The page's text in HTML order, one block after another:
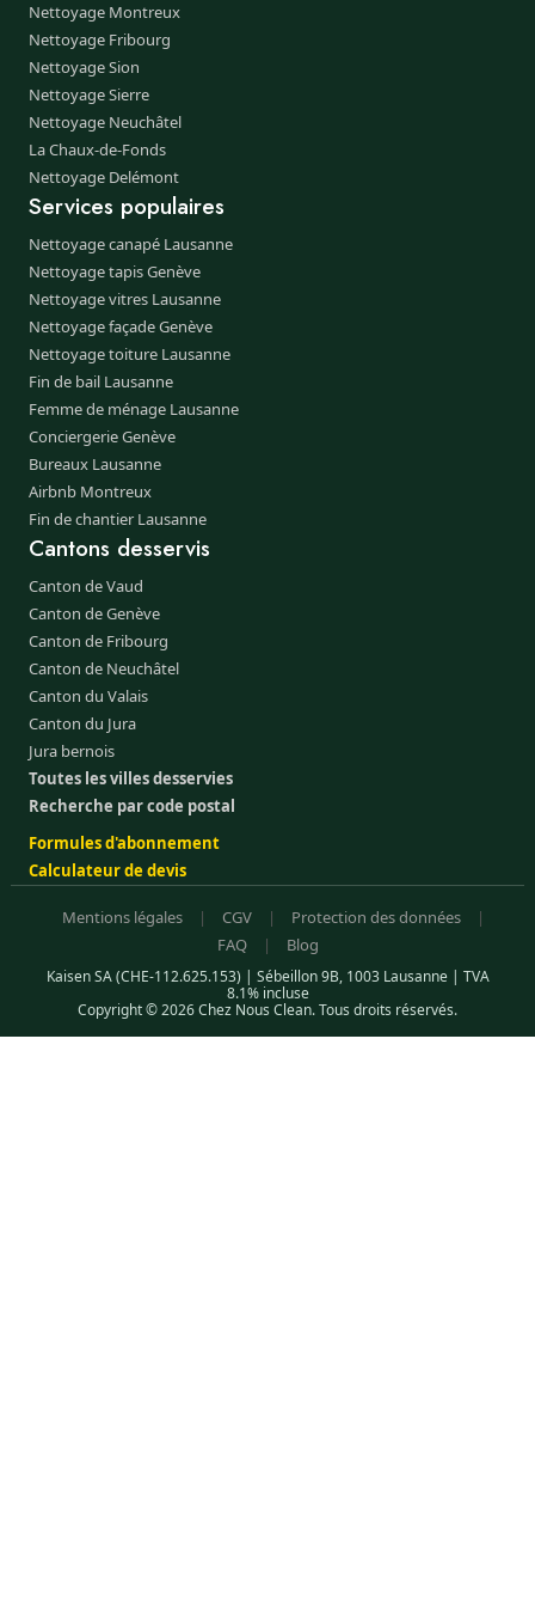
Nettoyage Montreux
Nettoyage Fribourg
Nettoyage Sion
Nettoyage Sierre
Nettoyage Neuchâtel
La Chaux-de-Fonds
Nettoyage Delémont
Services populaires
Nettoyage canapé Lausanne
Nettoyage tapis Genève
Nettoyage vitres Lausanne
Nettoyage façade Genève
Nettoyage toiture Lausanne
Fin de bail Lausanne
Femme de ménage Lausanne
Conciergerie Genève
Bureaux Lausanne
Airbnb Montreux
Fin de chantier Lausanne
Cantons desservis
Canton de Vaud
Canton de Genève
Canton de Fribourg
Canton de Neuchâtel
Canton du Valais
Canton du Jura
Jura bernois
Toutes les villes desservies
Recherche par code postal
Formules d'abonnement
Calculateur de devis
Mentions légales | CGV | Protection des données
|
FAQ
| Blog
Kaisen SA (CHE-112.625.153) | Sébeillon 9B, 1003 Lausanne | TVA
8.1% incluse
Copyright © 2026 Chez Nous Clean. Tous droits réservés.